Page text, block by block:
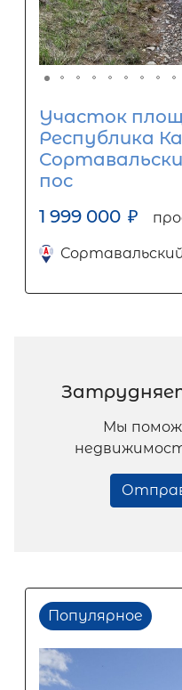
Участок
Республика
пос
1 999 000 ₽
Мы
Популярное